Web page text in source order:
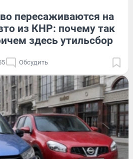
пересаживаются на
из КНР: почему так
здесь утильсбор
Обсудить